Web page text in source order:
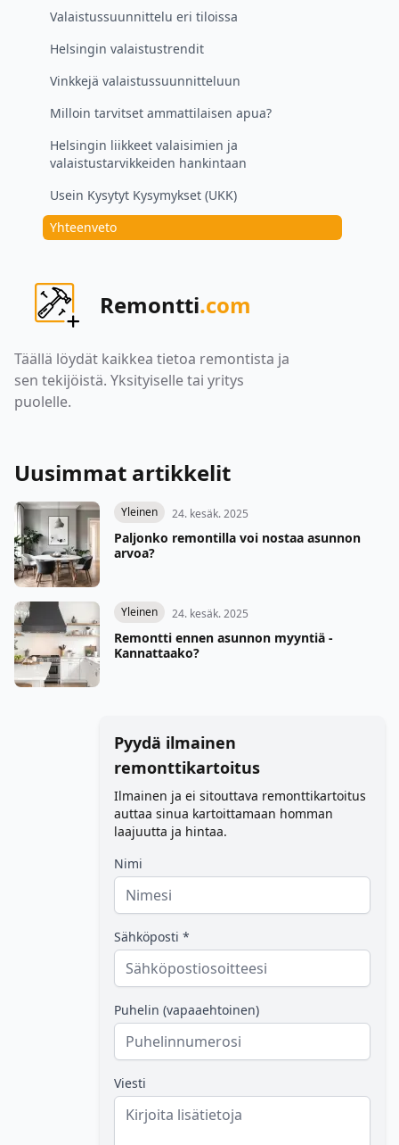
Valaistussuunnittelu eri tiloissa
Helsingin valaistustrendit
Vinkkejä valaistussuunnitteluun
Milloin tarvitset ammattilaisen apua?
Helsingin liikkeet valaisimien ja
valaistustarvikkeiden hankintaan
Usein Kysytyt Kysymykset (UKK)
Yhteenveto
Remontti.com
Täällä löydät kaikkea tietoa remontista ja
sen tekijöistä. Yksityiselle tai yritys
puolelle.
Uusimmat artikkelit
Yleinen 24. kesäk. 2025
Paljonko remontilla voi nostaa asunnon
arvoa?
Yleinen 24. kesäk. 2025
Remontti ennen asunnon myyntiä -
Kannattaako?
Pyydä ilmainen
remonttikartoitus
Ilmainen ja ei sitouttava remonttikartoitus
auttaa sinua kartoittamaan homman
laajuutta ja hintaa.
Nimi
Sähköposti *
Puhelin (vapaaehtoinen)
Viesti